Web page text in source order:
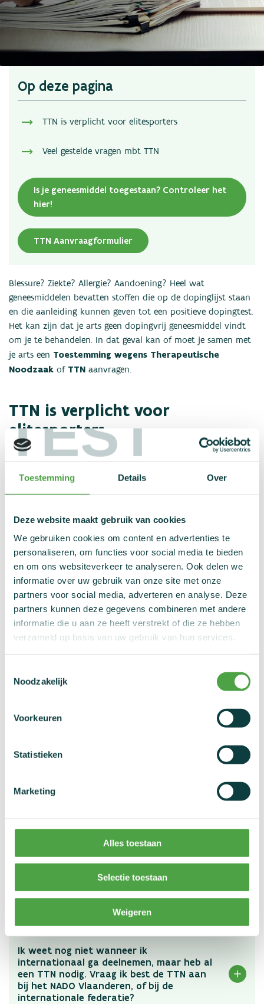
TEST
Toestemming Details Over
Deze website maakt gebruik van cookies
We gebruiken cookies om content en advertenties te
personaliseren, om functies voor social media te bieden
en om ons websiteverkeer te analyseren. Ook delen we
informatie over uw gebruik van onze site met onze
partners voor social media, adverteren en analyse. Deze
partners kunnen deze gegevens combineren met andere
informatie die u aan ze heeft verstrekt of die ze hebben
verzameld op basis van uw gebruik van hun services.
Noodzakelijk
Voorkeuren
Statistieken
Marketing
Alles toestaan
Selectie toestaan
Weigeren
Statistieken
Op deze pagina
TTN is verplicht voor elitesporters
Veel gestelde vragen mbt TTN
Is je geneesmiddel toegestaan? Controleer het
hier!
TTN Aanvraagformulier
Blessure? Ziekte? Allergie? Aandoening? Heel wat
geneesmiddelen bevatten stoffen die op de dopinglijst staan
en die aanleiding kunnen geven tot een positieve dopingtest.
Het kan zijn dat je arts geen dopingvrij geneesmiddel vindt
om je te behandelen. In dat geval kan of moet je samen met
je arts een Toestemming wegens Therapeutische
Noodzaak of TTN aanvragen.
TTN is verplicht voor
elitesporters
Ben je eenelitesporter van nationaal niveau
voorhand (proactief) een TTN aanvragen als je een
gebruiken nadat de TTN-commissie van NADO Vlaanderen je
Bij elitesporters wordt een TTN enkel in hoogst uitzonderlijke
en noodzakelijke gevallenretroactiefgegeven, bijvoorbeeld
bij een spoedbehandeling of behandeling van een acute
medische aandoening.
Het is dus de TTN-commissie van NADO Vlaanderen die
bepaalt of de verboden stof gebruikt mag worden of niet.
TTN van NADO Vlaanderen, dan wordt die automatisch ook
Let op: de erkenning van een TTN tussen een internationale
Ben je eenelitesporter van internationaal niveau
, dan ben je
je ook een TTN
aanvragen als je een geneesmiddel met een verboden stof
wordt voorgeschreven. Het grote verschil is dat je je aanvraag
Veel gestelde vragen mbt TTN
Ik weet nog niet wanneer ik
internationaal ga deelnemen, maar heb al
een TTN nodig. Vraag ik best de TTN aan
bij het NADO Vlaanderen, of bij de
internationale federatie?